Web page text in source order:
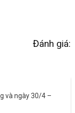
Đánh giá:
và ngày 30/4 –